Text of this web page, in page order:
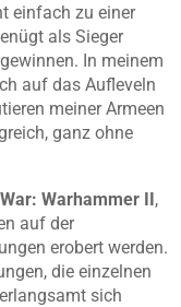
einfach zu einer
als Sieger
In meinem
auf das Aufleveln
meiner Armeen
ganz ohne
Warhammer II,
auf der
erobert werden.
die einzelnen
sich